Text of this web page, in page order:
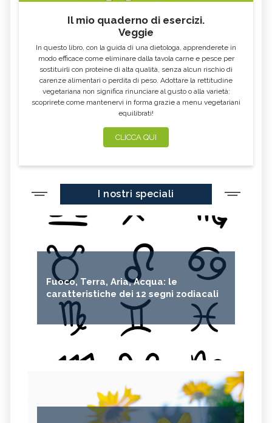
Il mio quaderno di esercizi.
Veggie
In questo libro, con la guida di una dietologa, apprenderete in
modo efficace come eliminare dalla tavola carne e pesce per
sostituirli con proteine di alta qualità, senza alcun rischio di
carenze alimentari o perdita di peso. Adottare la rettitudine
vegetariana non significa rinunciare al gusto o alla varietà:
scoprirete come mantenervi in forma grazie a menu vegetariani
equilibrati!
CLICCA QUI
I nostri speciali
Fuoco, Terra, Aria, Acqua: le
caratteristiche dei 12 segni zodiacali